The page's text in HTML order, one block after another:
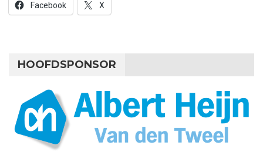
Facebook X
HOOFDSPONSOR